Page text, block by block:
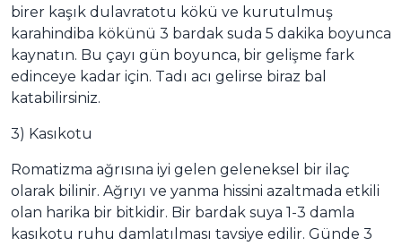
birer kaşık dulavratotu kökü ve kurutulmuş
karahindiba kökünü 3 bardak suda 5 dakika boyunca
kaynatın. Bu çayı gün boyunca, bir gelişme fark
edinceye kadar için. Tadı acı gelirse biraz bal
katabilirsiniz.
3) Kasıkotu
Romatizma ağrısına iyi gelen geleneksel bir ilaç
olarak bilinir. Ağrıyı ve yanma hissini azaltmada etkili
olan harika bir bitkidir. Bir bardak suya 1-3 damla
kasıkotu ruhu damlatılması tavsiye edilir. Günde 3